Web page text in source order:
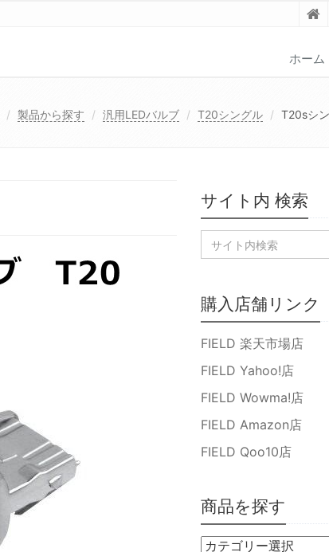
ホーム
製品から探す 汎用LEDバルブ T20シングル T20sシ
サイト内 検索
購入店舗リンク
FIELD 楽天市場店
FIELD Yahoo!店
FIELD Wowma!店
FIELD Amazon店
FIELD Qoo10店
商品を探す